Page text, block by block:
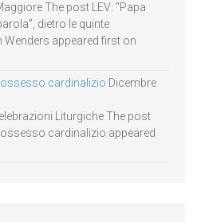
The post LEV: “Papa
dietro le quinte
Wenders appeared first on
cardinalizio Dicembre
Liturgiche The post
cardinalizio appeared